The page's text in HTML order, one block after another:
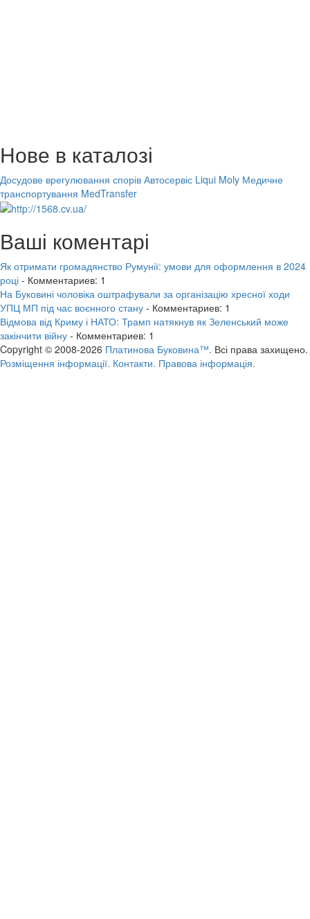
Нове в каталозі
Досудове врегулювання спорів Автосервіс Liqui Moly Медичне
транспортування MedTransfer
Ваші коментарі
Як отримати громадянство Румунії: умови для оформлення в 2024
році - Комментариев: 1
На Буковині чоловіка оштрафували за організацію хресної ходи
УПЦ МП під час воєнного стану - Комментариев: 1
Відмова від Криму і НАТО: Трамп натякнув як Зеленський може
закінчити війну - Комментариев: 1
Copyright © 2008-2026 Платинова Буковина™. Всі права захищено.
Розміщення інформації. Контакти. Правова інформація.